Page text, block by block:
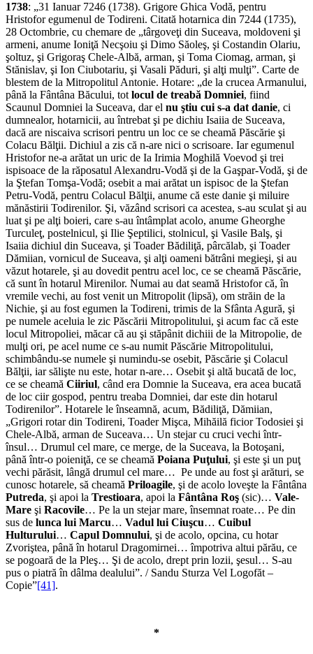
1738: „31 Ianuar 7246 (1738). Grigore Ghica Vodă, pentru
Hristofor egumenul de Todireni. Citată hotarnica din 7244 (1735),
28 Octombrie, cu chemare de „târgoveţi din Suceava, moldoveni şi
armeni, anume Ioniţă Necşoiu şi Dimo Săoleş, şi Costandin Olariu,
şoltuz, şi Grigoraş Chele-Albă, arman, şi Toma Ciomag, arman, şi
Stănislav, şi Ion Ciubotariu, şi Vasali Păduri, şi alţi mulţi”. Carte de
blestem de la Mitropolitul Antonie. Hotare: „de la crucea Armanului,
până la Fân­tâna Băcului, tot locul de treabă Domniei, fiind
Scaunul Dom­niei la Suceava, dar el nu ştiu cui s-a dat danie, ci
dumnealor, hotarnicii, au întrebat şi pe dichiu Isaiia de Suceava,
dacă are niscaiva scrisori pentru un loc ce se cheamă Păscărie şi
Colacu Bălţii. Dichiul a zis că n-are nici o scrisoare. Iar egumenul
Hristofor ne-a arătat un uric de Ia Irimia Moghilă Voevod şi trei
ispisoace de la răposatul Alexandru-Vodă şi de la Gaşpar-Vodă, şi de
la Ştefan Tomşa-Vodă; osebit a mai arătat un ispisoc de la Ştefan
Petru-Vodă, pentru Colacul Bălţii, anume că este danie şi miluire
mănăstirii Todirenilor. Şi, văzând scrisori ca acestea, s-au sculat şi au
luat şi pe alţi boieri, care s-au întâmplat acolo, anume Gheorghe
Turculeţ, postelnicul, şi Ilie Şeptilici, stolnicul, şi Vasile Balş, şi
Isaiia dichiul din Suceava, şi Toader Bădiliţă, pârcălab, şi Toader
Dămiian, vornicul de Suceava, şi alţi oameni bătrâni megieşi, şi au
văzut hotarele, şi au dovedit pentru acel loc, ce se cheamă Păscărie,
că sunt în hotarul Mirenilor. Numai au dat seamă Hristofor că, în
vremile vechi, au fost venit un Mitropolit (lipsă), om străin de la
Nichie, şi au fost egumen la Todireni, trimis de la Sfânta Agură, şi
pe numele aceluia le zic Păscării Mitropolitului, şi acum fac că este
locul Mitropoliei, măcar că au şi stăpânit dichiii de la Mitropolie, de
mulţi ori, pe acel nume ce s-au numit Păscărie Mitropolitului,
schimbându-se numele şi numindu-se osebit, Păscărie şi Colacul
Bălţii, iar sălişte nu este, hotar n-are… Osebit şi altă bucată de loc,
ce se cheamă Ciiriul, când era Domnie la Suceava, era acea bucată
de loc ciir gospod, pentru treaba Domniei, dar este din hotarul
Todirenilor”. Hotarele le înseamnă, acum, Bădiliţă, Dămiian,
„Grigori rotar din Todireni, Toader Mişca, Mihăilă ficior Todosiei şi
Chele-Albă, arman de Su­ceava… Un stejar cu cruci vechi într-
însul… Drumul cel mare, ce merge, de la Suceava, la Botoşani,
până într-o poieniţă, ce se cheamă Poiana Puţului, şi este şi un puţ
vechi părăsit, lângă drumul cel mare… Pe unde au fost şi arături, se
cunosc hotarele, să cheamă Priloagile, şi de acolo loveşte la Fântâna
Putreda, şi apoi la Trestioara, apoi la Fântâna Roş (sic)… Vale-
Mare şi Racovile… Pe la un stejar mare, însemnat roate… Pe din
sus de lunca lui Marcu… Vadul lui Ciuşcu… Cuibul
Hulturului… Capul Domnului, şi de acolo, opcina, cu hotar
Zvoriştea, până în hotarul Dragomirnei… împotriva altui părău, ce
se pogoară de la Pleş… Şi de acolo, drept prin lozii, şesul… S-au
pus o piatră în dâlma dealului”. / Sandu Sturza Vel Logofăt –
Copie”[41].
*